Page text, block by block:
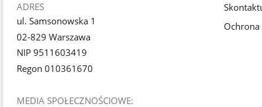
ADRES
ul. Samsonowska 1
02-829 Warszawa
NIP 9511603419
Regon 010361670
MEDIA SPOŁECZNOŚCIOWE: